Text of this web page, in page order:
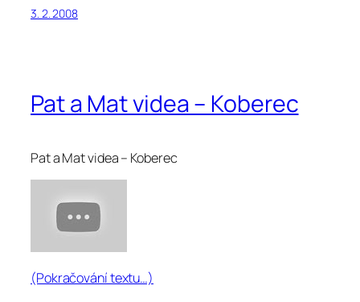
3. 2. 2008
Pat a Mat videa – Koberec
Pat a Mat videa – Koberec
(Pokračování textu…)